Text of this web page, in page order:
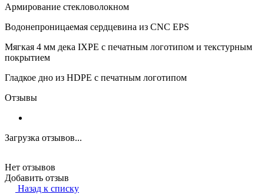
Армирование стекловолокном
Водонепроницаемая сердцевина из CNC EPS
Мягкая 4 мм дека IXPE с печатным логотипом и текстурным
покрытием
Гладкое дно из HDPE с печатным логотипом
Отзывы
Загрузка отзывов...
Нет отзывов
Добавить отзыв
Назад к списку